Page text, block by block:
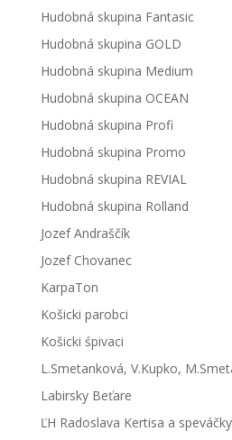
Hudobná skupina Fantasic
Hudobná skupina GOLD
Hudobná skupina Medium
Hudobná skupina OCEAN
Hudobná skupina Profi
Hudobná skupina Promo
Hudobná skupina REVIAL
Hudobná skupina Rolland
Jozef Andraščík
Jozef Chovanec
KarpaTon
Košicki parobci
Košicki śpivaci
L.Smetanková, V.Kupko,
Labirsky Beťare
ĽH Radoslava Kertisa a